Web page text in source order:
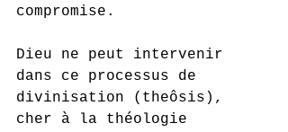
compromise.
Dieu ne peut intervenir
dans ce processus de
divinisation (theôsis),
cher à la théologie